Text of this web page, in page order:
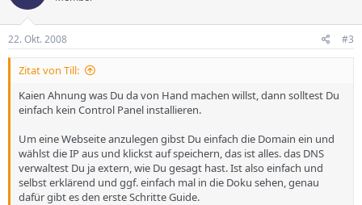
22. Okt. 2008 #3
Zitat von Till:
Kaien Ahnung was Du da von Hand machen willst, dann solltest Du
einfach kein Control Panel installieren.
Um eine Webseite anzulegen gibst Du einfach die Domain ein und
wählst die IP aus und klickst auf speichern, das ist alles. das DNS
verwaltest Du ja extern, wie Du gesagt hast. Ist also einfach und
selbst erklärend und ggf. einfach mal in die Doku sehen, genau
dafür gibt es den erste Schritte Guide.